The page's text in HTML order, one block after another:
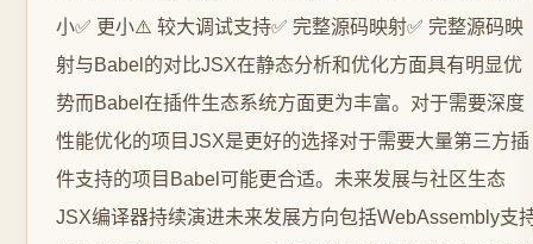
小✅ 更小⚠️ 较大调试支持✅ 完整源码映射✅ 完整源码映
射与Babel的对比JSX在静态分析和优化方面具有明显优
势而Babel在插件生态系统方面更为丰富。对于需要深度
性能优化的项目JSX是更好的选择对于需要大量第三方插
件支持的项目Babel可能更合适。未来发展与社区生态
JSX编译器持续演进未来发展方向包括WebAssembly支